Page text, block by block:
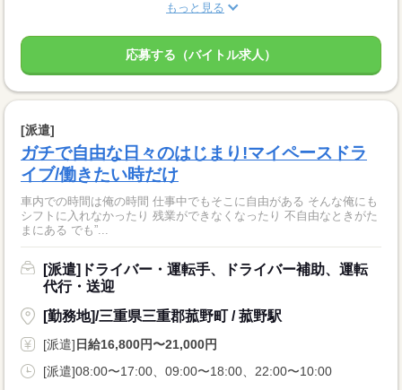
もっと見る
応募する（バイトル求人）
[派遣]
ガチで自由な日々のはじまり!マイペースドラ
イブ/働きたい時だけ
車内での時間は俺の時間 仕事中でもそこに自由がある そんな俺にも
シフトに入れなかったり 残業ができなくなったり 不自由なときがた
まにある でも”...
[派遣]ドライバー・運転手、ドライバー補助、運転
代行・送迎
[勤務地]/三重県三重郡菰野町 / 菰野駅
[派遣] 日給16,800円〜21,000円
[派遣]08:00〜17:00、09:00〜18:00、22:00〜10:00